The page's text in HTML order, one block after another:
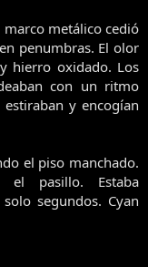
marco metálico cedió
penumbras. El olor
hierro oxidado. Los
con un ritmo
y encogían
el piso manchado.
el pasillo. Estaba
segundos. Cyan